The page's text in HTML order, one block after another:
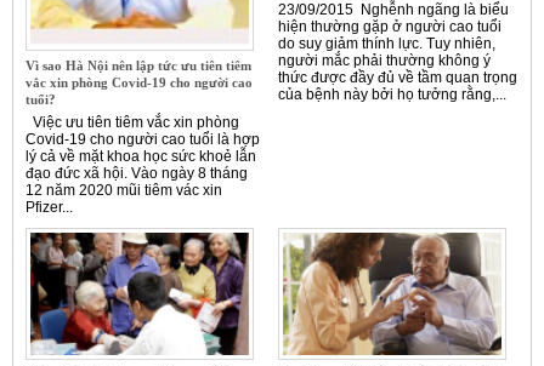
Vì sao Hà Nội nên lập tức ưu tiên tiêm
vắc xin phòng Covid-19 cho người cao
tuổi?
Việc ưu tiên tiêm vắc xin phòng
Covid-19 cho người cao tuổi là hợp
lý cả về mặt khoa học sức khoẻ lẫn
đạo đức xã hội. Vào ngày 8 tháng
12 năm 2020 mũi tiêm vác xin
Pfizer...
23/09/2015 Nghễnh ngãng là biểu
hiện thường gặp ở người cao tuổi
do suy giảm thính lực. Tuy nhiên,
người mắc phải thường không ý
thức được đầy đủ về tầm quan trọng
của bệnh này bởi họ tưởng rằng,...